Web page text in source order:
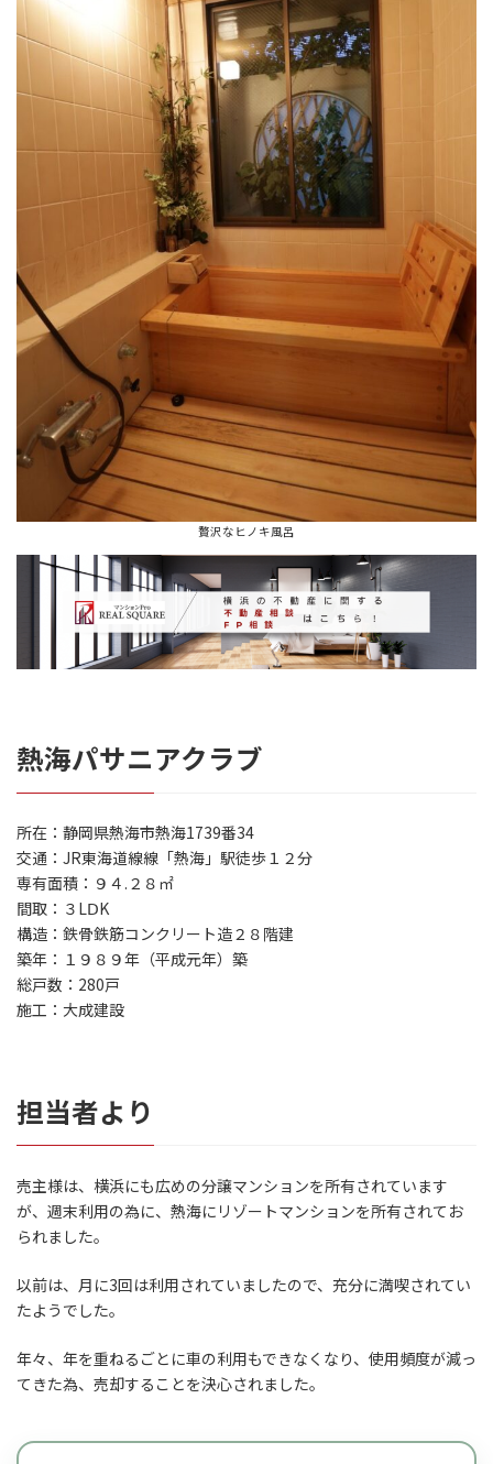
贅沢なヒノキ風呂
熱海パサニアクラブ
所在：静岡県熱海市熱海1739番34
交通：JR東海道線線「熱海」駅徒歩１２分
専有面積：９４.２８㎡
間取：３LⅮK
構造：鉄骨鉄筋コンクリート造２８階建
築年：１９８９年（平成元年）築
総戸数：280戸
施工：大成建設
担当者より
売主様は、横浜にも広めの分譲マンションを所有されています
が、週末利用の為に、熱海にリゾートマンションを所有されてお
られました。
以前は、月に3回は利用されていましたので、充分に満喫されてい
たようでした。
年々、年を重ねるごとに車の利用もできなくなり、使用頻度が減っ
てきた為、売却することを決心されました。